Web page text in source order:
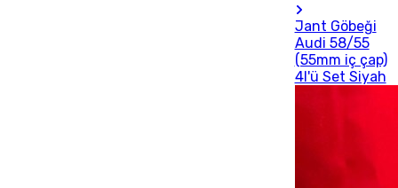
Jant Göbeği
Audi 58/55
(55mm iç çap)
4l'ü Set Siyah